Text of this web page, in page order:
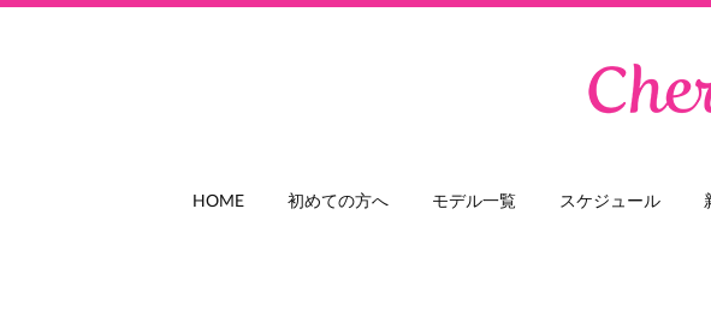
HOME 初めての方へ モデル一覧 スケジュール